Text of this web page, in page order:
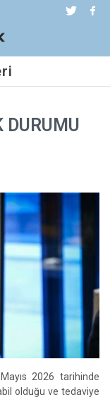
DURUMU
2026 tarihinde
olduğu ve tedaviye